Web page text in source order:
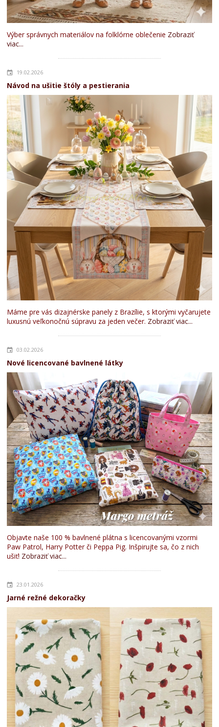
Výber správnych materiálov na folklórne oblečenie Zobraziť
viac...
19.02.2026
Návod na ušitie štóly a pestierania
Máme pre vás dizajnérske panely z Brazílie, s ktorými vyčarujete
luxusnú veľkonočnú súpravu za jeden večer. Zobraziť viac...
03.02.2026
Nové licencované bavlnené látky
Objavte naše 100 % bavlnené plátna s licencovanými vzormi
Paw Patrol, Harry Potter či Peppa Pig. Inšpirujte sa, čo z nich
ušiť! Zobraziť viac...
23.01.2026
Jarné režné dekoračky